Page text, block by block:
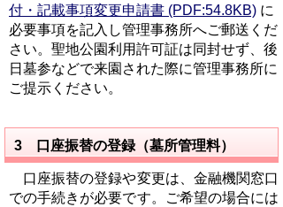
付・記載事項変更申請書 (PDF:54.8KB) に
必要事項を記入し管理事務所へご郵送くだ
さい。聖地公園利用許可証は同封せず、後
日墓参などで来園された際に管理事務所に
ご提示ください。
3 口座振替の登録（墓所管理料）
口座振替の登録や変更は、金融機関窓口
での手続きが必要です。
ご希望の場合には